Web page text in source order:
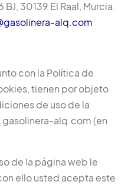
BJ, 30139 El Raal, Murcia.
alq.com
con la Política de
tienen por objeto
de uso de la
alq.com (en
de la página web le
ello usted acepta este